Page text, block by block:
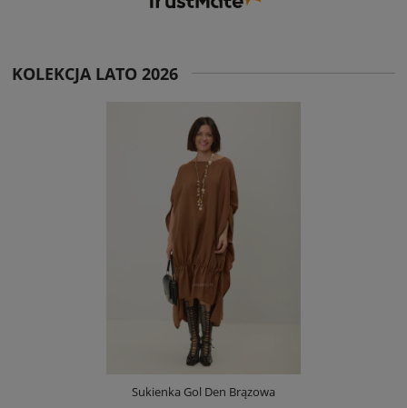
KOLEKCJA LATO 2026
Sukienka Gol Den Brązowa